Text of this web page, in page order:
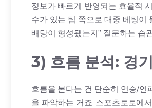
정보가 빠르게 반영되는 효율적
수가 있는 팀 쪽으로 대중 베팅이
배당이 형성됐는지” 질문하는 습
3) 흐름 분석: 경
흐름을 본다는 건 단순히 연승/연
을 파악하는 거죠. 스포츠토토에